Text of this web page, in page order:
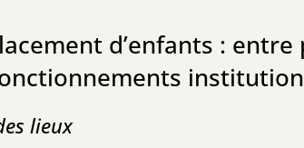
d’enfants :
lieux